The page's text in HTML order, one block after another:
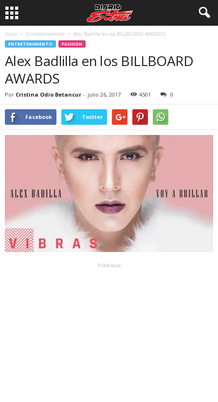
Inicio Entretenimiento Alex Badlilla en los BILLBOARD AWARDS
ENTRETENIMIENTO FASHION
Alex Badlilla en los BILLBOARD
AWARDS
Por Cristina Odio Betancur - julio 26, 2017 4501 0
Facebook Twitter
Publicidad